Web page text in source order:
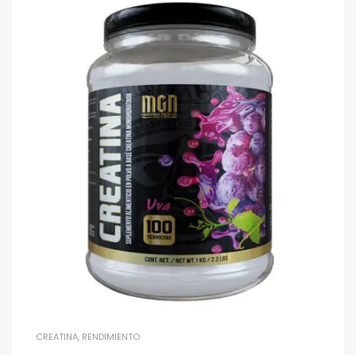
CREATINA, RENDIMIENTO